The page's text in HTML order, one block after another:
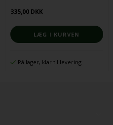
335,00 DKK
På lager, klar til levering